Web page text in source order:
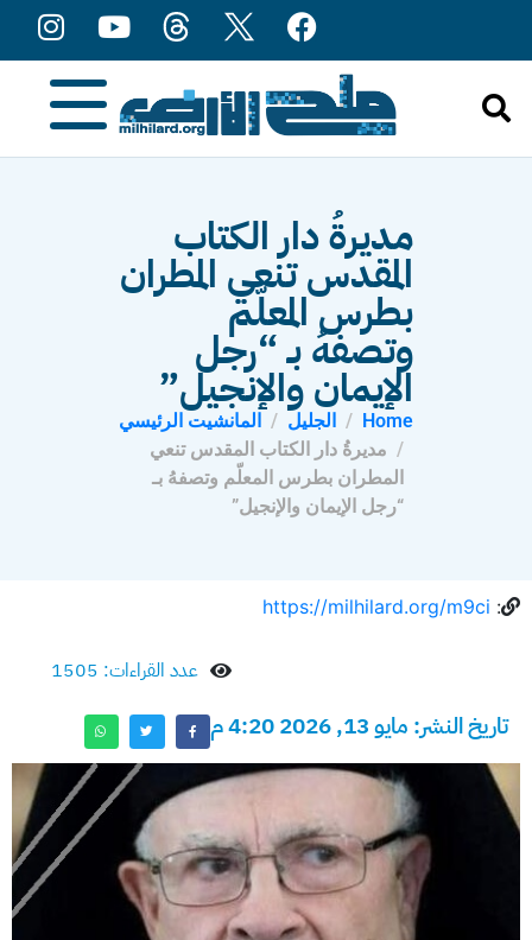
مديرةُ دار الكتاب
المقدس تنعي المطران
بطرس المعلّم
وتصفهُ بـ “رجل
الإيمان والإنجيل”
Home الجليل
المانشيت الرئيسي
مديرةُ دار الكتاب المقدس تنعي
المطران بطرس المعلّم وتصفهُ بـ
“رجل الإيمان والإنجيل”
:
https://milhilard.org/m9ci
عدد القراءات: 1505
تاريخ النشر: مايو 13, 2026 4:20 م